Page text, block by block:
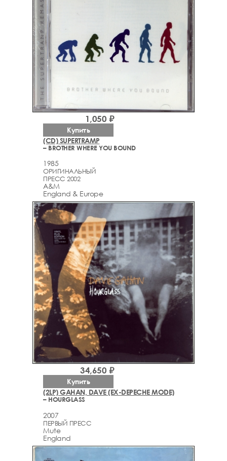
(CD) SUPERTRAMP
– BROTHER WHERE YOU BOUND
1985
ОРИГИНАЛЬНЫЙ
ПРЕСС 2002
A&M
England & Europe
1,050 ₽
Купить
(2LP) GAHAN, DAVE (EX-DEPECHE MODE)
– HOURGLASS
2007
ПЕРВЫЙ ПРЕСС
Mute
England
34,650 ₽
Купить